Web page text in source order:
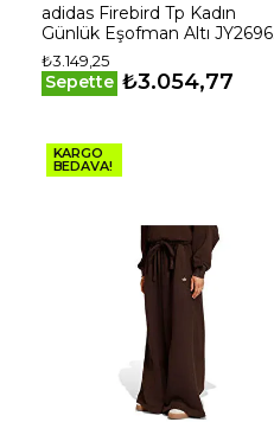
adidas Firebird Tp Kadın
Günlük Eşofman Altı JY2696
Pembe
₺3.149,25
Sepette ₺3.054,77
KARGO
BEDAVA!